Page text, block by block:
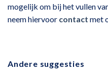
mogelijk om bij het vullen
neem hiervoor contact met
Andere suggesties